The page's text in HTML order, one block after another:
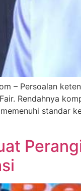
– Persoalan
Rendahnya
standar